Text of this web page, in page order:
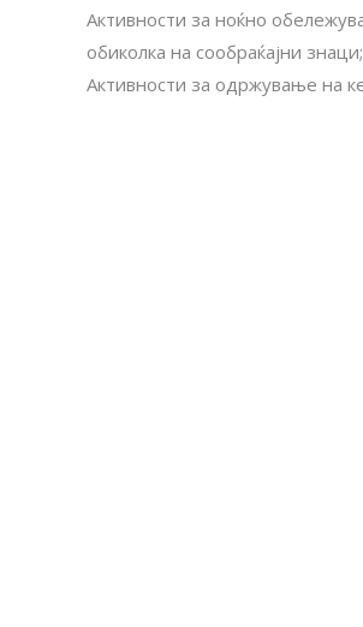
Активности за ноќно
обиколка на сообраќајни знаци;
Aктивности за одржување на